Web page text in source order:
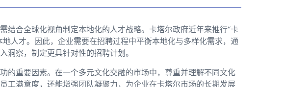
结合全球化视角制定本地化的人才战略。卡塔尔政府近年来推行“卡
人才。因此，企业需要在招聘过程中平衡本地化与多样化需求，通
洞察，制定更具针对性的招聘计划。
的重要因素。在一个多元文化交融的市场中，尊重并理解不同文化
工满意度，还能增强团队凝聚力，为企业在卡塔尔市场的长期发展